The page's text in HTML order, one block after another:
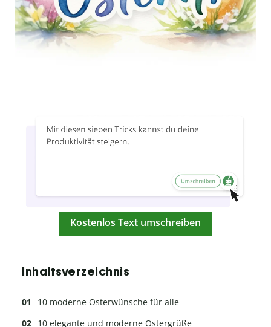
Kostenlos Text umschreiben
Inhaltsverzeichnis
10 moderne Osterwünsche für alle
10 elegante und moderne Ostergrüße